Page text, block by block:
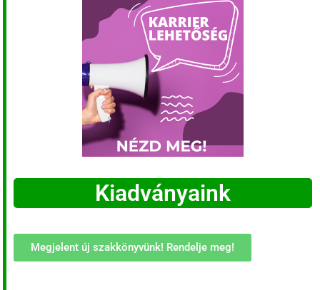
Kiadványaink
Megjelent új szakkönyvünk! Rendelje meg!